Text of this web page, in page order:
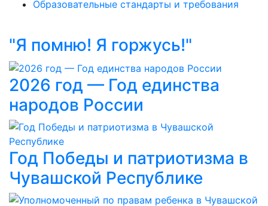
Образовательные стандарты и требования
"Я помню! Я горжусь!"
2026 год — Год единства
народов России
Год Победы и патриотизма в
Чувашской Республике